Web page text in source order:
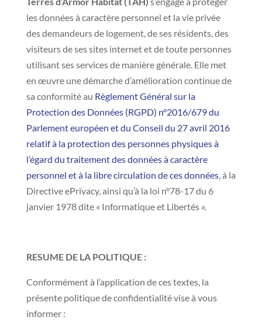
les données à caractère personnel et la vie privée
des demandeurs de logement, de ses résidents, des
visiteurs de ses sites internet et de toute personnes
utilisant ses services de manière générale. Elle met
en œuvre une démarche d’amélioration continue de
sa conformité au Règlement Général sur la
Protection des Données (RGPD) n°2016/679 du
Parlement européen et du Conseil du 27 avril 2016
relatif à la protection des personnes physiques à
l’égard du traitement des données à caractère
personnel et à la libre circulation de ces données, à la
Directive ePrivacy, ainsi qu’à la loi n°78-17 du 6
janvier 1978 dite « Informatique et Libertés ».
RESUME DE LA POLITIQUE :
Conformément à l’application de ces textes, la
présente politique de confidentialité vise à vous
informer :